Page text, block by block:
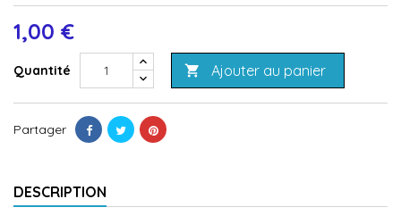
1,00 €
Quantité  Ajouter au panier
Partager
DESCRIPTION